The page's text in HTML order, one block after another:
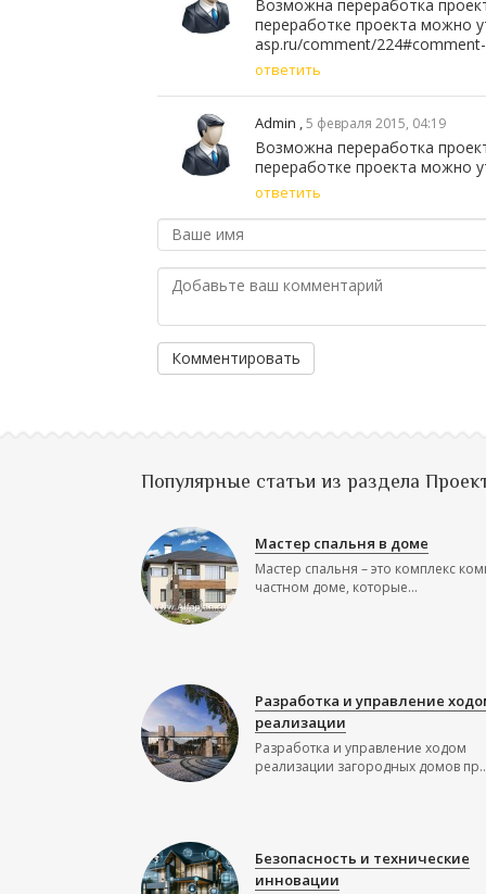
Возможна переработка
переработке проекта можно
asp.ru/comment/
ответить
Admin 5 февраля 2015, 04:19
Возможна переработка
переработке проекта можно
ответить
Комментировать
Популярные статьи из раздела
Мастер спальня в доме
Мастер спальня – это комплекс
частном доме, которые...
Разработка и управление
реализации
Разработка и управление ходом
реализации загородных домов
Безопасность и технические
инновации